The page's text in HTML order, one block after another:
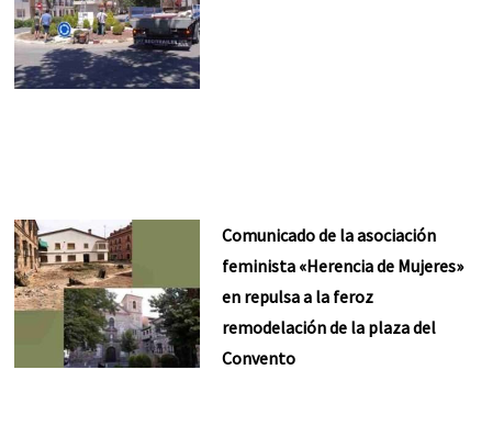
Comunicado de la asociación
feminista «Herencia de Mujeres»
en repulsa a la feroz
remodelación de la plaza del
Convento